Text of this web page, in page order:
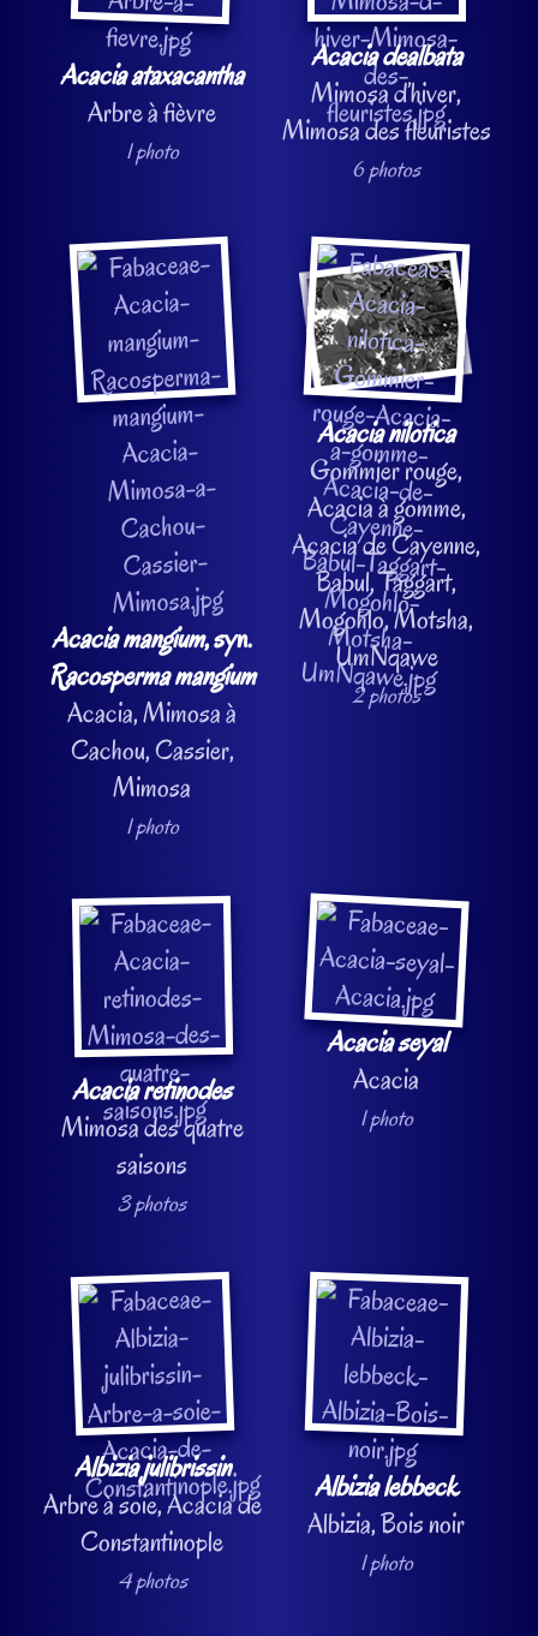
Acacia ataxacantha
Arbre à fièvre
1 photo
Acacia dealbata
Mimosa d’hiver,
Mimosa des fleuristes
6 photos
Acacia mangium, syn.
Racosperma mangium
Acacia, Mimosa à
Cachou, Cassier,
Mimosa
1 photo
Acacia nilotica
Gommier rouge,
Acacia à gomme,
Acacia de Cayenne,
Babul, Taggart,
Mogohlo, Motsha,
UmNqawe
2 photos
Acacia retinodes
Mimosa des quatre
saisons
3 photos
Acacia seyal
Acacia
1 photo
Albizia julibrissin
Arbre à soie, Acacia de
Constantinople
4 photos
Albizia lebbeck
Albizia, Bois noir
1 photo